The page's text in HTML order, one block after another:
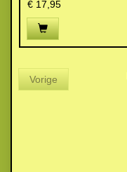
€ 17,95
Vorige